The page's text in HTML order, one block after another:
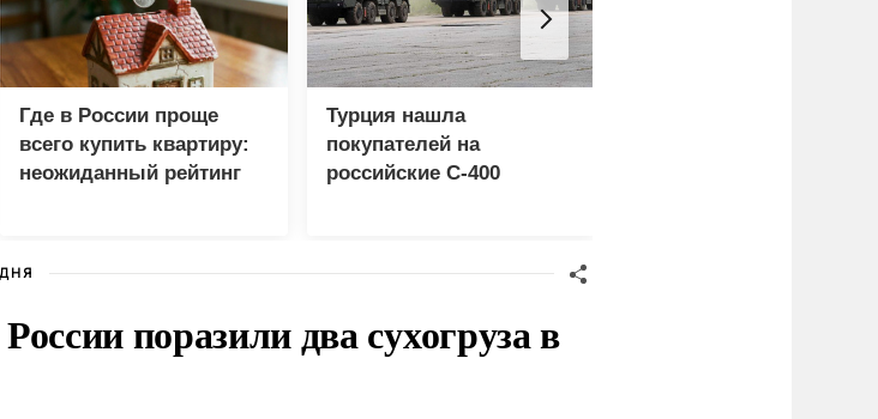
Где в России проще
всего купить квартиру:
неожиданный рейтинг
Турция нашла
покупателей на
российские C-400
поразили два сухогруза в